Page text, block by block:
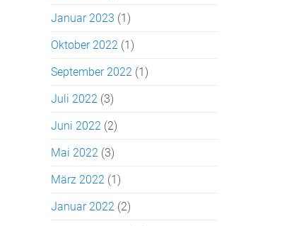
Januar 2023 (1)
Oktober 2022(1)
September 2022(1)
Juli 2022(3)
Juni 2022(2)
Mai 2022(3)
März 2022(1)
Januar 2022(2)